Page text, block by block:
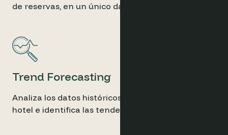
de reservas, en un único dashboard intuitivo.
Trend Forecasting
Analiza los datos históricos de los huéspedes del
hotel e identifica las tendencias futuras.